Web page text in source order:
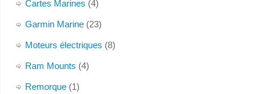
Cartes Marines (4)
Garmin Marine (23)
Moteurs électriques (8)
Ram Mounts (4)
Remorque (1)